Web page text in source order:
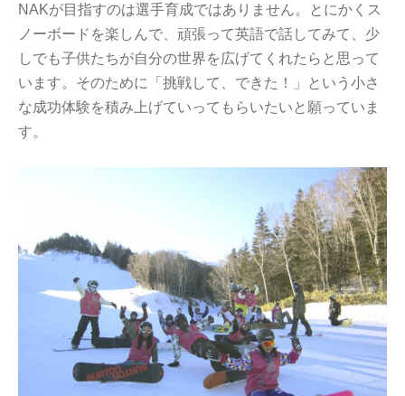
NAKが目指すのは選手育成ではありません。とにかくス
ノーボードを楽しんで、頑張って英語で話してみて、少
しでも子供たちが自分の世界を広げてくれたらと思って
います。そのために「挑戦して、できた！」という小さ
な成功体験を積み上げていってもらいたいと願っていま
す。